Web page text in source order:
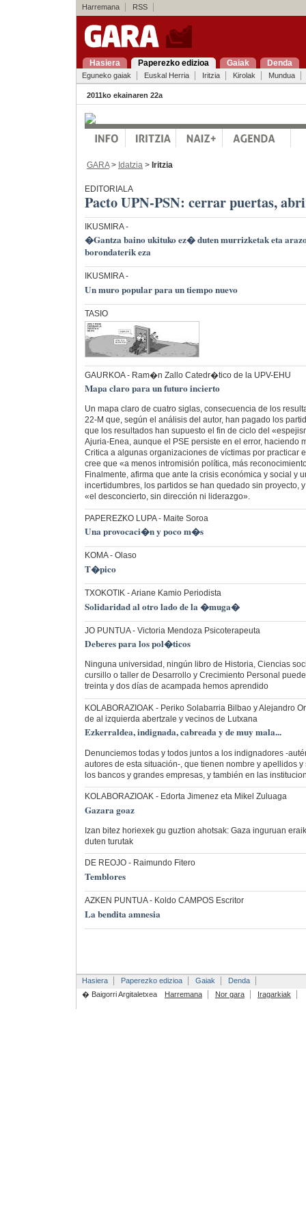
Harremana RSS
Hasiera Paperezko edizioa Gaiak Denda
Eguneko gaiak Euskal Herria Iritzia Kirolak Mundua
2011ko ekainaren 22a
GARA> Idatzia > Iritzia
EDITORIALA
Pacto UPN-PSN: cerrar puertas,
IKUSMIRA-
�Gantza baino ukituko ez� duten murrizketak eta
borondaterik eza
IKUSMIRA-
Un muro popular para un tiempo nuevo
TASIO
GAURKOA- Ram�n Zallo Catedr�tico de la UPV-EHU
Mapa claro para un futuro incierto
Un mapa claro de cuatro siglas, consecuencia de los
22-M que, según el análisis del autor, han pagado los
que los resultados han supuesto el fin de ciclo del
Ajuria-Enea, aunque el PSE persiste en el error, haciendo
Critica a algunas organizaciones de víctimas por practicar
cree que «a menos intromisión política, más
Finalmente, afirma que ante la crisis económica y social y
incertidumbres, los partidos se han quedado sin proyecto,
«el desconcierto, sin dirección ni liderazgo».
PAPEREZKO LUPA- Maite Soroa
Una provocaci�n y poco m�s
KOMA- Olaso
T�pico
TXOKOTIK- Ariane Kamio Periodista
Solidaridad al otro lado de la �muga�
JO PUNTUA- Victoria Mendoza Psicoterapeuta
Deberes para los pol�ticos
Ninguna universidad, ningún libro de Historia, Ciencias
cursillo o taller de Desarrollo y Crecimiento Personal
treinta y dos días de acampada hemos aprendido
KOLABORAZIOAK- Periko Solabarria Bilbao y Alejandro
de al izquierda abertzale y vecinos de Lutxana
Ezkerraldea, indignada, cabreada y de muy mala...
Denunciemos todas y todos juntos a los indignadores -
autores de esta situación-, que tienen nombre y apellidos
los bancos y grandes empresas, y también en las
KOLABORAZIOAK- Edorta Jimenez eta Mikel Zuluaga
Gazara goaz
Izan bitez horiexek gu guztion ahotsak: Gaza inguruan
duten turutak
DE REOJO- Raimundo Fitero
Temblores
AZKEN PUNTUA- Koldo CAMPOS Escritor
La bendita amnesia
Hasiera Paperezko edizioa Gaiak
Denda
� Baigorri Argitaletxea
Harremana Nor gara Iragarkiak